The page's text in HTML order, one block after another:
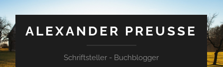
ALEXANDER PREUSSE
Schriftsteller - Buchblogger